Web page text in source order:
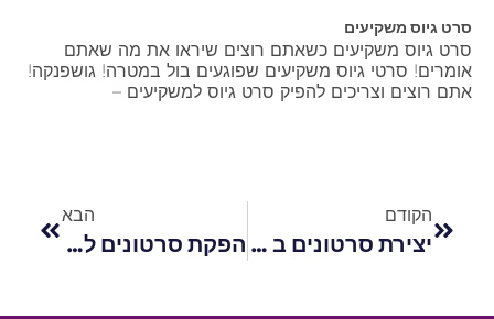
סרט גיוס משקיעים
סרט גיוס משקיעים כשאתם רוצים שיראו את מה שאתם
אומרים! סרטי גיוס משקיעים שפוגעים בול במטרה! גושפנקה!
אתם רוצים וצריכים להפיק סרט גיוס למשקיעים –
הקודם
יצירת סרטונים ב AI
הבא
הפקת סרטונים לפייסבוק